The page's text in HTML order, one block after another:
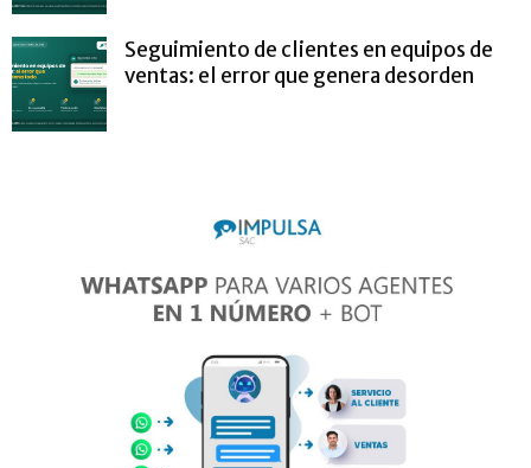
Seguimiento de clientes en equipos de
ventas: el error que genera desorden